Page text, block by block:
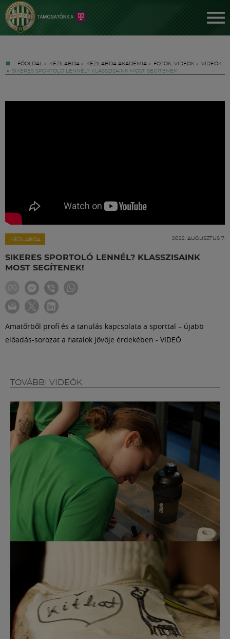
FŐOLDAL » KÉZILABDA » KÉZILABDA AKADÉMIA » FOTÓK, VIDEÓK » VIDEÓK
»
SIKERES SPORTOLÓ LENNÉL? KLASSZISAINK MOST SEGÍTENEK!
KÉZILABDA 2022. AUGUSZTUS 7.
SIKERES SPORTOLÓ LENNÉL? KLASSZISAINK
MOST SEGÍTENEK!
Amatőrből profi és a tanulás kapcsolata a sporttal – újabb
előadás-sorozat a fiatalok jövője érdekében - VIDEÓ
TOVÁBBI VIDEÓK
Hírek
Labdarúgás
Szakosztályok
Meccscenter
Klub
Közösség
Múzeum
English